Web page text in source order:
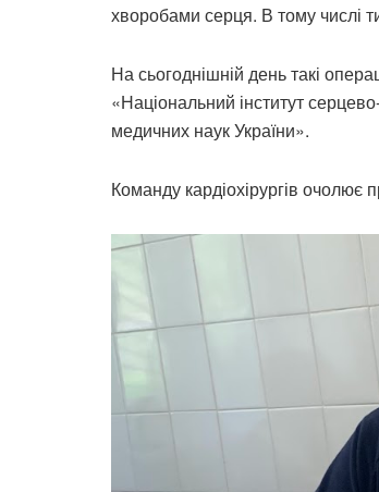
хворобами серця. В тому числі
На сьогоднішній день такі
«Національний інститут
медичних наук України».
Команду кардіохірургів